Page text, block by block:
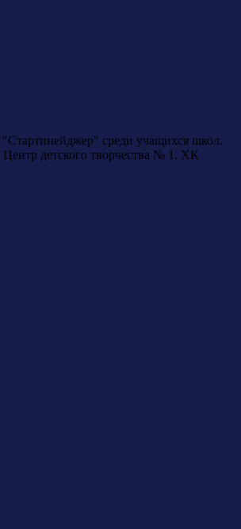
среди учащихся школ.
детского творчества № 1. ХК